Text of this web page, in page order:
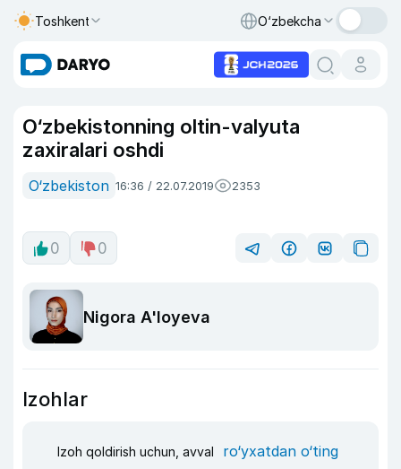
Toshkent O‘zbekcha
O‘zbekistonning oltin-valyuta
zaxiralari oshdi
O‘zbekiston 16:36 / 22.07.2019 2353
0 0
Nigora A'loyeva
Izohlar
Izoh qoldirish uchun, avval ro‘yxatdan o‘ting